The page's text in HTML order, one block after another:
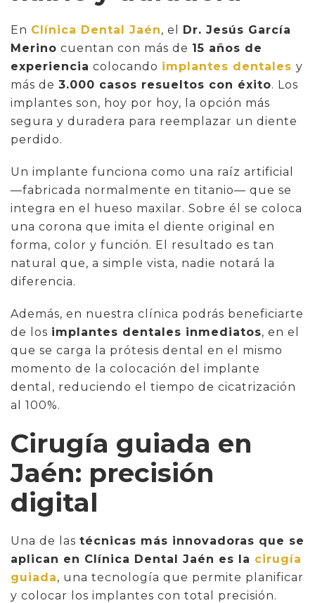
En Clínica Dental Jaén, el Dr. Jesús García
Merino cuentan con más de 15 años de
experiencia colocando implantes dentales y
más de 3.000 casos resueltos con éxito. Los
implantes son, hoy por hoy, la opción más
segura y duradera para reemplazar un diente
perdido.
Un implante funciona como una raíz artificial
—fabricada normalmente en titanio— que se
integra en el hueso maxilar. Sobre él se coloca
una corona que imita el diente original en
forma, color y función. El resultado es tan
natural que, a simple vista, nadie notará la
diferencia.
Además, en nuestra clínica podrás beneficiarte
de los implantes dentales inmediatos, en el
que se carga la prótesis dental en el mismo
momento de la colocación del implante
dental, reduciendo el tiempo de cicatrización
al 100%.
Cirugía guiada en
Jaén: precisión
digital
Una de las técnicas más innovadoras que se
aplican en Clínica Dental Jaén es la cirugía
guiada, una tecnología que permite planificar
y colocar los implantes con total precisión.